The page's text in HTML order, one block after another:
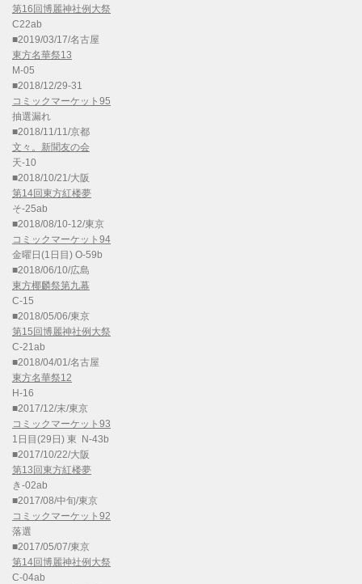
第16回博麗神社例大祭
C22ab
■2019/03/17/名古屋
東方名華祭13
M-05
■2018/12/29-31
コミックマーケット95
抽選漏れ
■2018/11/11/京都
文々。新聞友の会
天-10
■2018/10/21/大阪
第14回東方紅楼夢
そ-25ab
■2018/08/10-12/東京
コミックマーケット94
金曜日(1日目) O-59b
■2018/06/10/広島
東方椰麟祭第九幕
C-15
■2018/05/06/東京
第15回博麗神社例大祭
C-21ab
■2018/04/01/名古屋
東方名華祭12
H-16
■2017/12/末/東京
コミックマーケット93
1日目(29日) 東 N-43b
■2017/10/22/大阪
第13回東方紅楼夢
き-02ab
■2017/08/中旬/東京
コミックマーケット92
落選
■2017/05/07/東京
第14回博麗神社例大祭
C-04ab